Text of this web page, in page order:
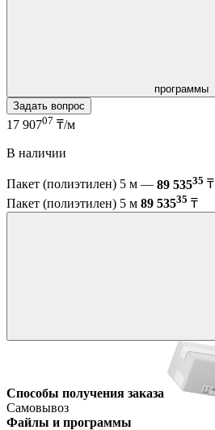
программы
Задать вопрос
17 90707 ₸/м
В наличии
Пакет (полиэтилен) 5 м — 89 53535 ₸
Пакет (полиэтилен) 5 м 89 53535 ₸
Способы получения заказа
Самовывоз
Файлы и программы